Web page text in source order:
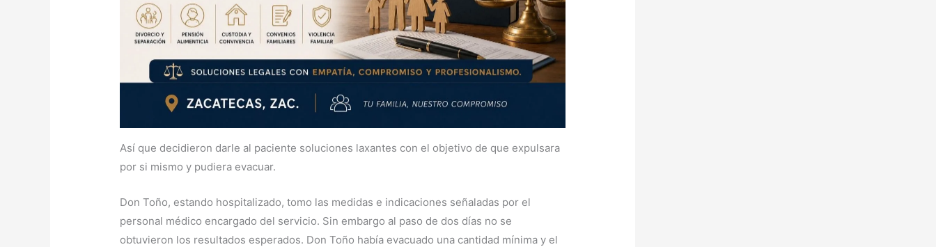
Así que decidieron darle al paciente soluciones laxantes con el objetivo de que expulsara
por si mismo y pudiera evacuar.
Don Toño, estando hospitalizado, tomo las medidas e indicaciones señaladas por el
personal médico encargado del servicio. Sin embargo al paso de dos días no se
obtuvieron los resultados esperados. Don Toño había evacuado una cantidad mínima y el